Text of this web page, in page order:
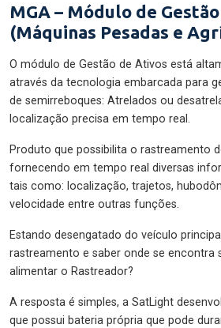
MGA – Módulo de
(Máquinas Pesadas e
O módulo de Gestão de Ativos está
através da tecnologia embarcada para
de semirreboques: Atrelados ou
localização precisa em tempo real.
Produto que possibilita o rastreamento
fornecendo em tempo real diversas
tais como: localização, trajetos,
velocidade entre outras funções.
Estando desengatado do veículo
rastreamento e saber onde se encontra
alimentar o Rastreador?
A resposta é simples, a SatLight
que possui bateria própria que pode